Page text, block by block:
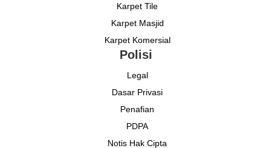
Karpet Tile
Karpet Masjid
Karpet Komersial
Polisi
Legal
Dasar Privasi
Penafian
PDPA
Notis Hak Cipta